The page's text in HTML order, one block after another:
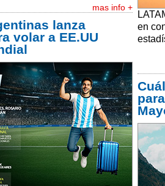
mas info +
lanza
volar a EE.UU
en